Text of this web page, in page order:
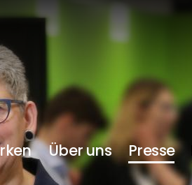
Über uns Presse